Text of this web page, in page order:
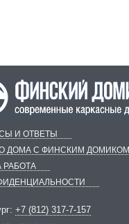
И ОТВЕТЫ
ДОМА С ФИНСКИМ ДОМИКОМ
РАБОТА
+7 (812) 317-7-157